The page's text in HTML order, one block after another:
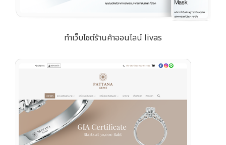
ทำเว็บไซต์ร้านค้าออนไลน์ livas